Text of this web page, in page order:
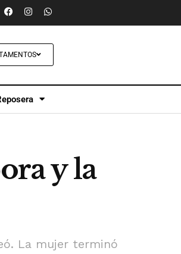
y la
La mujer terminó